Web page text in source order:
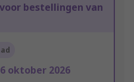
bestellingen van
oktober 2026